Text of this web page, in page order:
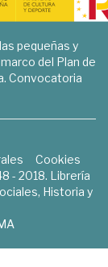
pequeñas y
del Plan de
Convocatoria
Cookies
- 2018. Librería
Historia y